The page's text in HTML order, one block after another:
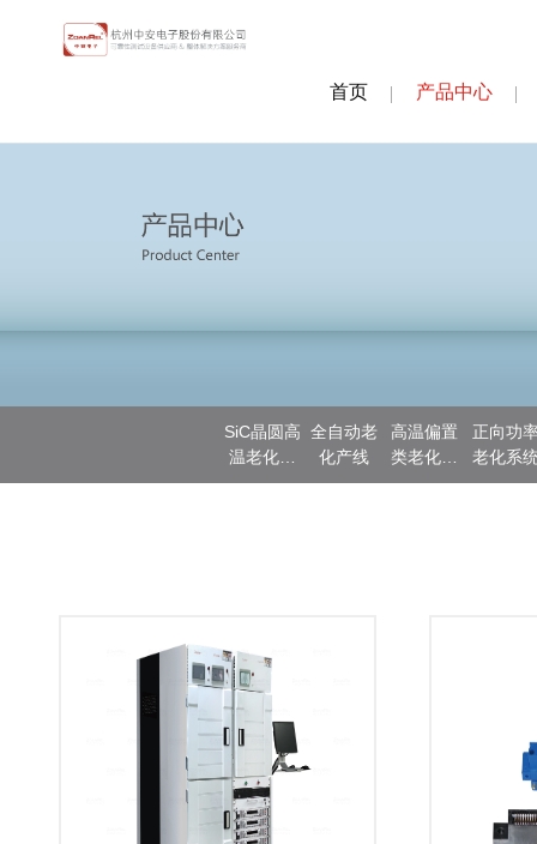
首页 产品中心
SiC晶圆高
温老化测
试
全自动老
化产线
高温偏置
类老化系
统
正向功
老化系